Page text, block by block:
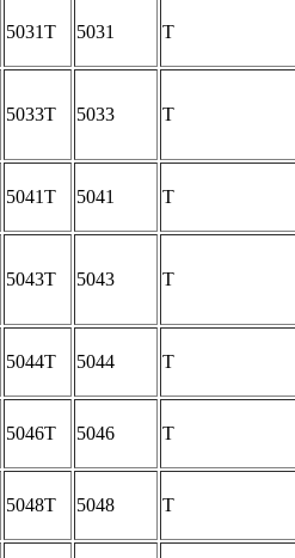
5031T 5031 T
5033T 5033 T
5041T 5041 T
5043T 5043 T
5044T 5044 T
5046T 5046 T
5048T 5048 T